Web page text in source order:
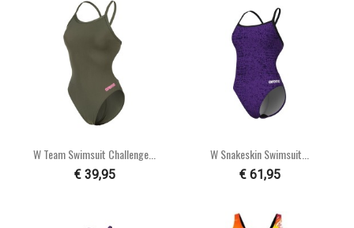
W Team Swimsuit Challenge...
€ 39,95
W Snakeskin Swimsuit...
€ 61,95